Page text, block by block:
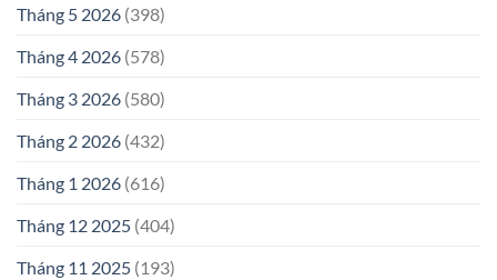
Tháng 5 2026 (398)
Tháng 4 2026 (578)
Tháng 3 2026 (580)
Tháng 2 2026 (432)
Tháng 1 2026 (616)
Tháng 12 2025 (404)
Tháng 11 2025 (193)